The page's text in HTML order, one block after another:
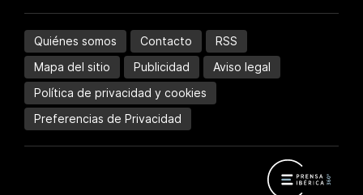
Quiénes somos Contacto
RSS
Mapa del sitio
Publicidad
Aviso legal
Política de privacidad y cookies
Preferencias de Privacidad